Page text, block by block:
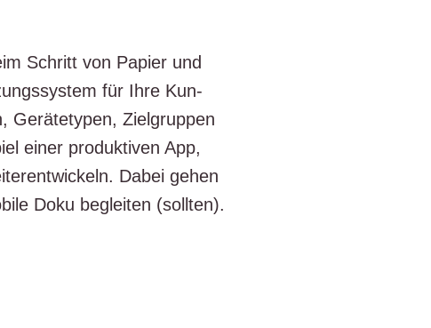
Schritt von Papier und
für Ihre Kun­
Gerä­te­ty­pen, Ziel­grup­pen
einer pro­duk­ti­ven App,
Dabei gehen
Doku beglei­ten (soll­ten).